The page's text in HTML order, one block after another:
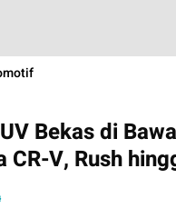
Bekas di
CR-V, Rush